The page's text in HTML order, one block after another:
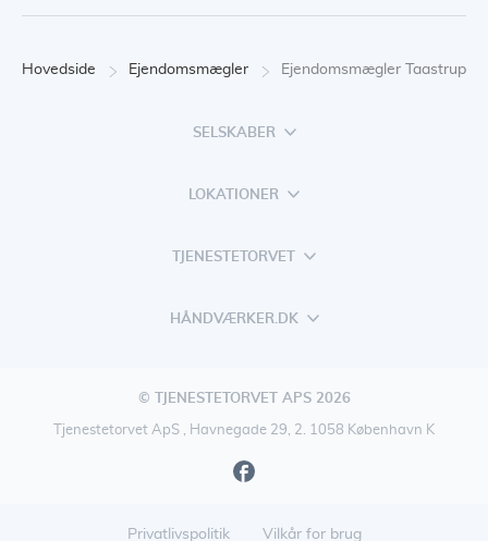
Hovedside Ejendomsmægler Ejendomsmægler Taastrup
SELSKABER
LOKATIONER
TJENESTETORVET
HÅNDVÆRKER.DK
© TJENESTETORVET APS 2026
Tjenestetorvet ApS , Havnegade 29, 2. 1058 København K
Privatlivspolitik Vilkår for brug